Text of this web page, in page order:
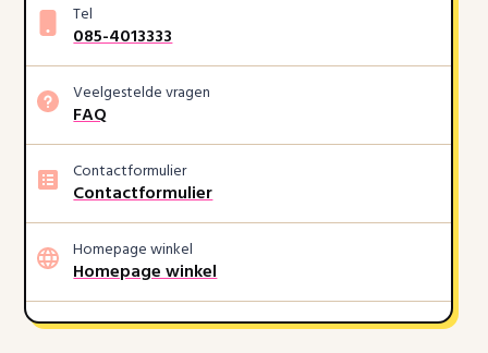
Tel
085-4013333
Veelgestelde vragen
FAQ
Contactformulier
Contactformulier
Homepage winkel
Homepage winkel